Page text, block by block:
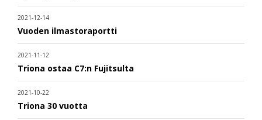
2021-12-14
Vuoden ilmastoraportti
2021-11-12
Triona ostaa C7:n Fujitsulta
2021-10-22
Triona 30 vuotta